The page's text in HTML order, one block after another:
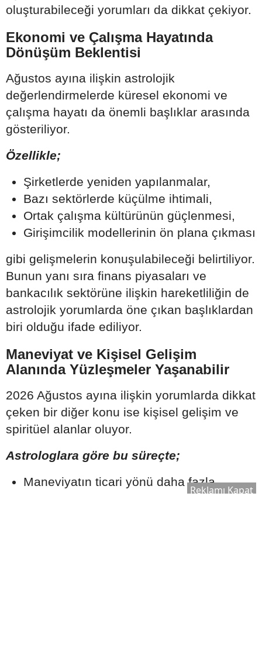
oluşturabileceği yorumları da dikkat çekiyor.
Ekonomi ve Çalışma Hayatında
Dönüşüm Beklentisi
Ağustos ayına ilişkin astrolojik
değerlendirmelerde küresel ekonomi ve
çalışma hayatı da önemli başlıklar arasında
gösteriliyor.
Özellikle;
Şirketlerde yeniden yapılanmalar,
Bazı sektörlerde küçülme ihtimali,
Ortak çalışma kültürünün güçlenmesi,
Girişimcilik modellerinin ön plana çıkması
gibi gelişmelerin konuşulabileceği belirtiliyor.
Bunun yanı sıra finans piyasaları ve
bankacılık sektörüne ilişkin hareketliliğin de
astrolojik yorumlarda öne çıkan başlıklardan
biri olduğu ifade ediliyor.
Maneviyat ve Kişisel Gelişim
Alanında Yüzleşmeler Yaşanabilir
2026 Ağustos ayına ilişkin yorumlarda dikkat
çeken bir diğer konu ise kişisel gelişim ve
spiritüel alanlar oluyor.
Astrologlara göre bu süreçte;
Maneviyatın ticari yönü daha fazla
Reklamı Kapat